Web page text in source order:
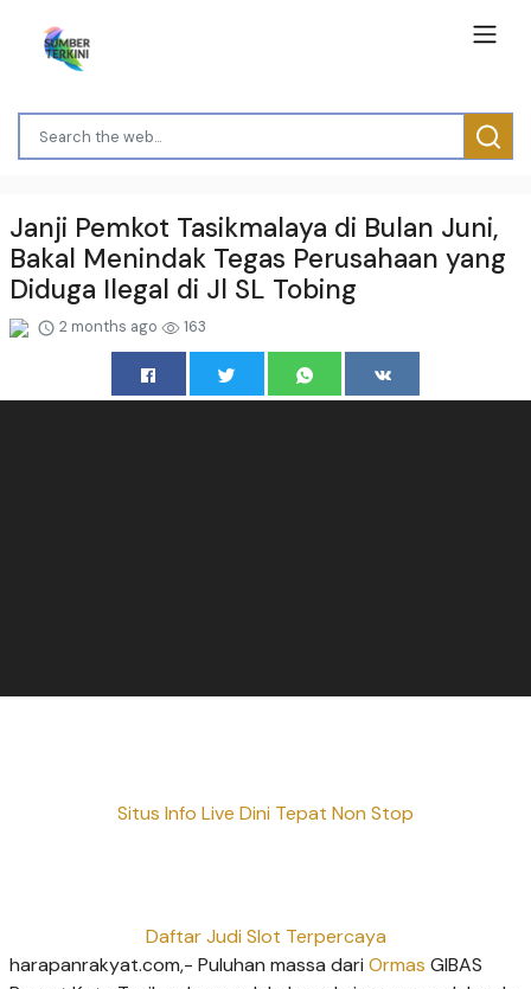
Janji Pemkot Tasikmalaya di Bulan Juni,
Bakal Menindak Tegas Perusahaan yang
Diduga Ilegal di Jl SL Tobing
2 months ago 163
Situs Info Live Dini Tepat Non Stop
Daftar Judi Slot Terpercaya
harapanrakyat.com,- Puluhan massa dari Ormas GIBAS